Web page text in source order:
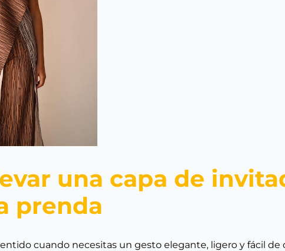
una capa de
prenda
cuando necesitas un gesto elegante, ligero y fácil de